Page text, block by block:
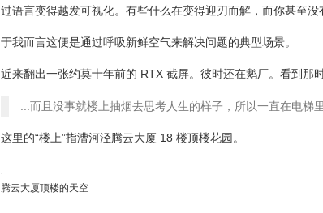
过语言变得越发可视化。有些什么在变得迎刃而解，而你甚至
于我而言这便是通过呼吸新鲜空气来解决问题的典型场景。
近来翻出一张约莫十年前的 RTX 截屏。彼时还在鹅厂。看到那
...而且没事就楼上抽烟去思考人生的样子，所以一直在电梯
这里的“楼上”指漕河泾腾云大厦 18 楼顶楼花园。
腾云大厦顶楼的天空